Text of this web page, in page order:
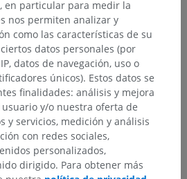
para esta parte
en particular para medir la
nos permiten analizar y
como las características de su
datos personales (por
datos de navegación, uso o
únicos). Estos datos se
finalidades: análisis y mejora
y/o nuestra oferta de
y servicios, medición y análisis
con redes sociales,
personalizados,
dirigido. Para obtener más